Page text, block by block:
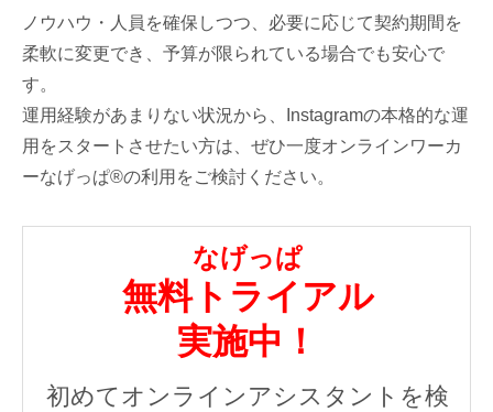
ノウハウ・人員を確保しつつ、必要に応じて契約期間を
柔軟に変更でき、予算が限られている場合でも安心で
す。
運用経験があまりない状況から、Instagramの本格的な運
用をスタートさせたい方は、ぜひ一度オンラインワーカ
ーなげっぱ®の利用をご検討ください。
なげっぱ
無料トライアル
実施中！
初めてオンラインアシスタントを検